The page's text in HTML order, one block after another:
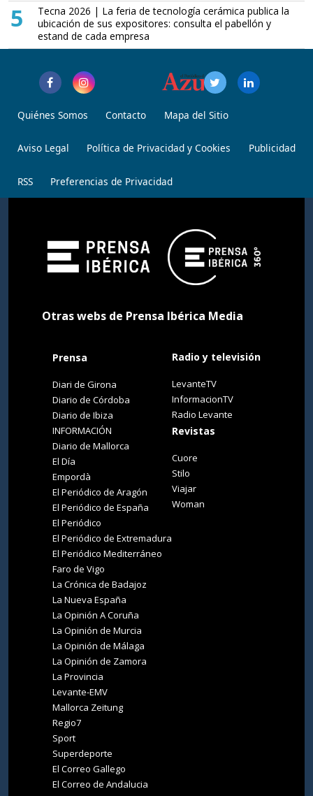
5
Tecna 2026 | La feria de tecnología cerámica publica la
ubicación de sus expositores: consulta el pabellón y
estand de cada empresa
Quiénes Somos Contacto Mapa del Sitio
Aviso Legal Política de Privacidad y Cookies Publicidad
RSS Preferencias de Privacidad
Otras webs de Prensa Ibérica Media
Prensa
Diari de Girona
Diario de Córdoba
Diario de Ibiza
INFORMACIÓN
Diario de Mallorca
El Día
Empordà
El Periódico de Aragón
El Periódico de España
El Periódico
El Periódico de Extremadura
El Periódico Mediterráneo
Faro de Vigo
La Crónica de Badajoz
La Nueva España
La Opinión A Coruña
La Opinión de Murcia
La Opinión de Málaga
La Opinión de Zamora
La Provincia
Levante-EMV
Mallorca Zeitung
Regio7
Sport
Superdeporte
El Correo Gallego
El Correo de Andalucia
Radio y televisión
LevanteTV
InformacionTV
Radio Levante
Revistas
Cuore
Stilo
Viajar
Woman